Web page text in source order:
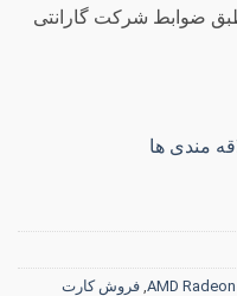
ضوابط شرکت گارانتی
مندی ها
فروش کارت